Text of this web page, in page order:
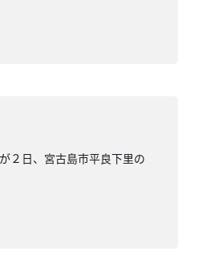
２日、宮古島市平良下里の